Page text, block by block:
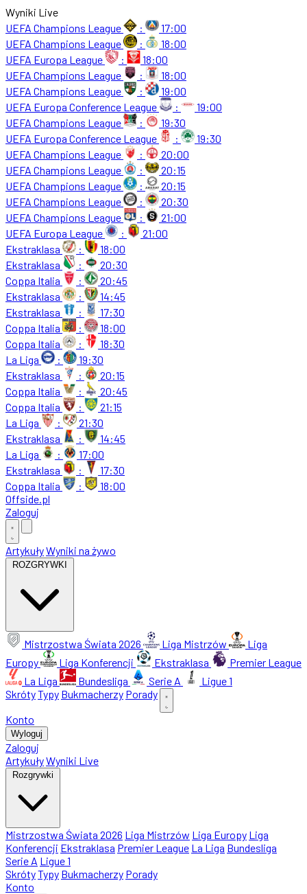
Wyniki Live
UEFA Champions League
:
17:00
UEFA Champions League
:
18:00
UEFA Europa League
:
18:00
UEFA Champions League
:
18:00
UEFA Champions League
:
19:00
UEFA Europa Conference League
:
19:00
UEFA Champions League
:
19:30
UEFA Europa Conference League
:
19:30
UEFA Champions League
:
20:00
UEFA Champions League
:
20:15
UEFA Champions League
:
20:15
UEFA Champions League
:
20:30
UEFA Champions League
:
21:00
UEFA Europa League
:
21:00
Ekstraklasa
:
18:00
Ekstraklasa
:
20:30
Coppa Italia
:
20:45
Ekstraklasa
:
14:45
Ekstraklasa
:
17:30
Coppa Italia
:
18:00
Coppa Italia
:
18:30
La Liga
:
19:30
Ekstraklasa
:
20:15
Coppa Italia
:
20:45
Coppa Italia
:
21:15
La Liga
:
21:30
Ekstraklasa
:
14:45
La Liga
:
17:00
Ekstraklasa
:
17:30
Coppa Italia
:
18:00
Offside.pl
Zaloguj
ArtykułyWyniki na żywo
ROZGRYWKI
Mistrzostwa Świata 2026 Liga Mistrzów
Liga
Europy
Liga Konferencji Ekstraklasa
Premier League
La Liga
Bundesliga Serie A
Ligue 1
SkrótyTypy Bukmacherzy Porady
Konto
Wyloguj
Zaloguj
ArtykułyWyniki Live
Rozgrywki
Mistrzostwa Świata 2026 Liga Mistrzów Liga Europy Liga
Konferencji Ekstraklasa Premier League La Liga Bundesliga
Serie A Ligue 1
SkrótyTypy Bukmacherzy Porady
Konto